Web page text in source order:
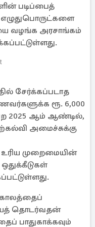
படிப்பைத்
வழங்க அரசாங்கம்
சேர்க்கப்படாத
ரூ. 6,000
2025 ஆம் ஆண்டில்,
அமைச்சுக்கு
முறைமையின்
தொடர்வதன்
பாதுகாக்கவும்